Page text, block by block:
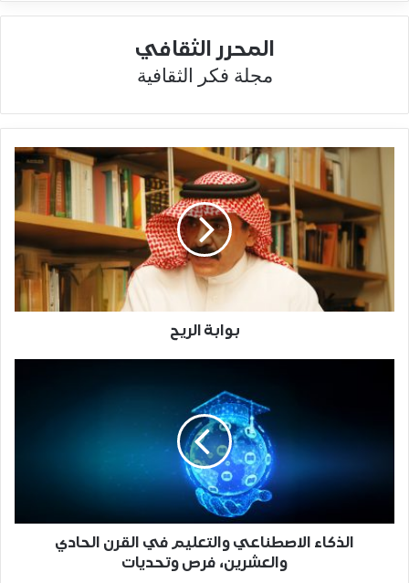
المحرر الثقافي
مجلة فكر الثقافية
بوابة الريح
الذكاء الاصطناعي والتعليم في القرن الحادي
والعشرين، فرص وتحديات